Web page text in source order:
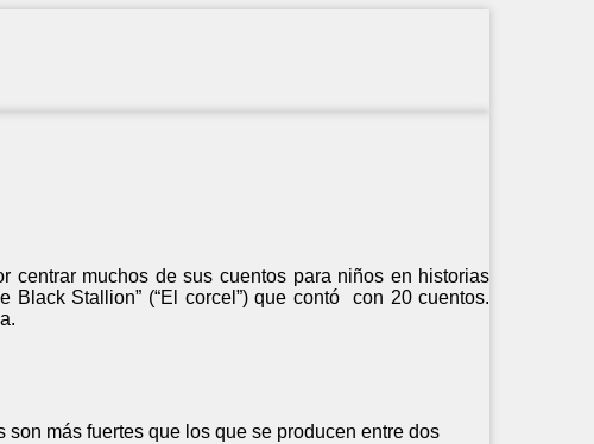
centrar muchos de sus cuentos para niños en historias
Stallion” (“El corcel”) que contó con 20 cuentos.
más fuertes que los que se producen entre dos